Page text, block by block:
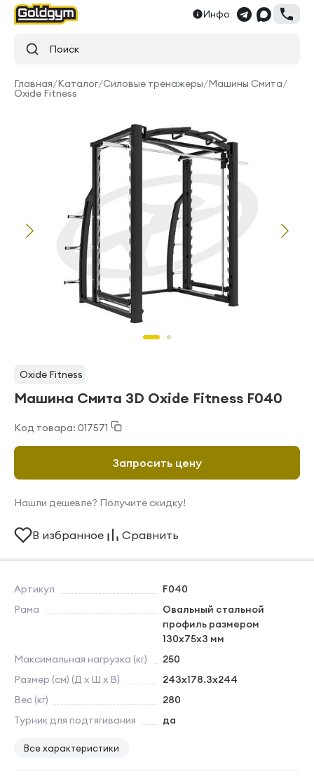
Инфо
Поиск
Главная/Каталог/Силовые тренажеры/Машины Смита/
Oxide Fitness
Oxide Fitness
Машина Смита 3D Oxide Fitness F040
Код товара: 017571
Артикул
F040
Рама
Овальный стальной
профиль размером
130х75х3 мм
Максимальная нагрузка (кг)
250
Размер (см) (Д х Ш х В)
243x178.3x244
Вес (кг)
280
Турник для подтягивания
да
Все характеристики
Запросить цену
Нашли дешевле? Получите скидку!
В избранное Сравнить